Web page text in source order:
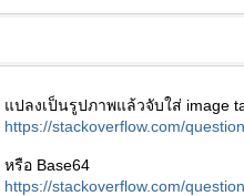
แปลงเป็นรูปภาพแล้วจับใส่ image
https://stackoverflow.com/
หรือ Base64
https://stackoverflow.com/